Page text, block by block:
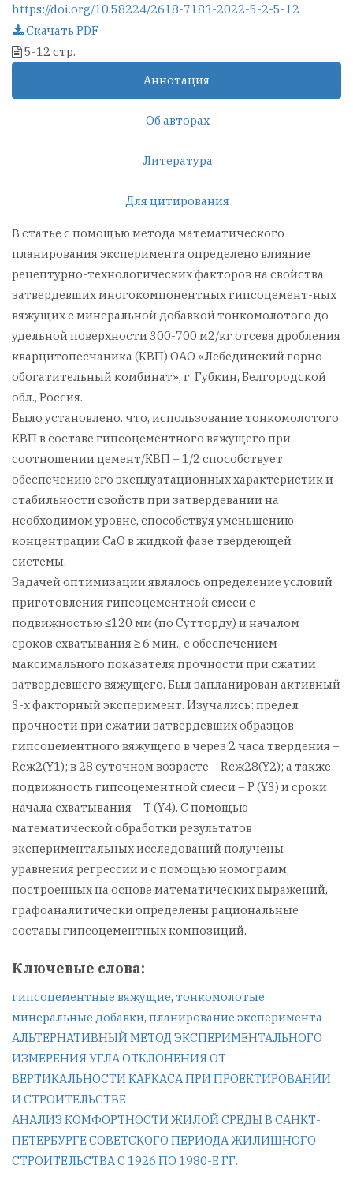
https://doi.org/10.58224/2618-7183-2022-5-2-5-12
Скачать PDF
5-12 стр.
Аннотация
Об авторах
Литература
Для цитирования
В статье с помощью метода математического
планирования эксперимента определено влияние
рецептурно-технологических факторов на свойства
затвердевших многокомпонентных гипсоцемент-ных
вяжущих с минеральной добавкой тонкомолотого до
удельной поверхности 300-700 м2/кг отсева дробления
кварцитопесчаника (КВП) ОАО «Лебединский горно-
обогатительный комбинат», г. Губкин, Белгородской
обл., Россия.
Было установлено. что, использование тонкомолотого
КВП в составе гипсоцементного вяжущего при
соотношении цемент/КВП – 1/2 способствует
обеспечению его эксплуатационных характеристик и
стабильности свойств при затвердевании на
необходимом уровне, способствуя уменьшению
концентрации СаО в жидкой фазе твердеющей
системы.
Задачей оптимизации являлось определение условий
приготовления гипсоцементной смеси с
подвижностью ≤120 мм (по Сутторду) и началом
сроков схватывания ≥ 6 мин., с обеспечением
максимального показателя прочности при сжатии
затвердевшего вяжущего. Был запланирован активный
3-х факторный эксперимент. Изучались: предел
прочности при сжатии затвердевших образцов
гипсоцементного вяжущего в через 2 часа твердения –
Rсж2(Y1); в 28 суточном возрасте – Rсж28(Y2); а также
подвижность гипсоцементной смеси – P (Y3) и сроки
начала схватывания – Т (Y4). С помощью
математической обработки результатов
экспериментальных исследований получены
уравнения регрессии и с помощью номограмм,
построенных на основе математических выражений,
графоаналитически определены рациональные
составы гипсоцементных композиций.
Ключевые слова:
гипсоцементные вяжущие, тонкомолотые
минеральные добавки, планирование эксперимента
Навигация
по
записям
АЛЬТЕРНАТИВНЫЙ МЕТОД ЭКСПЕРИМЕНТАЛЬНОГО
ИЗМЕРЕНИЯ УГЛА ОТКЛОНЕНИЯ ОТ
ВЕРТИКАЛЬНОСТИ КАРКАСА ПРИ ПРОЕКТИРОВАНИИ
И СТРОИТЕЛЬСТВЕ
АНАЛИЗ КОМФОРТНОСТИ ЖИЛОЙ СРЕДЫ В САНКТ-
ПЕТЕРБУРГЕ СОВЕТСКОГО ПЕРИОДА ЖИЛИЩНОГО
СТРОИТЕЛЬСТВА С 1926 ПО 1980-Е ГГ.